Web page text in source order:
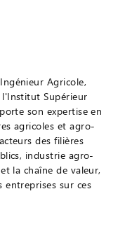
Agricole,
l'Institut Supérieur
son expertise en
agricoles et agro-
des filières
industrie agro-
la chaîne de valeur,
entreprises sur ces